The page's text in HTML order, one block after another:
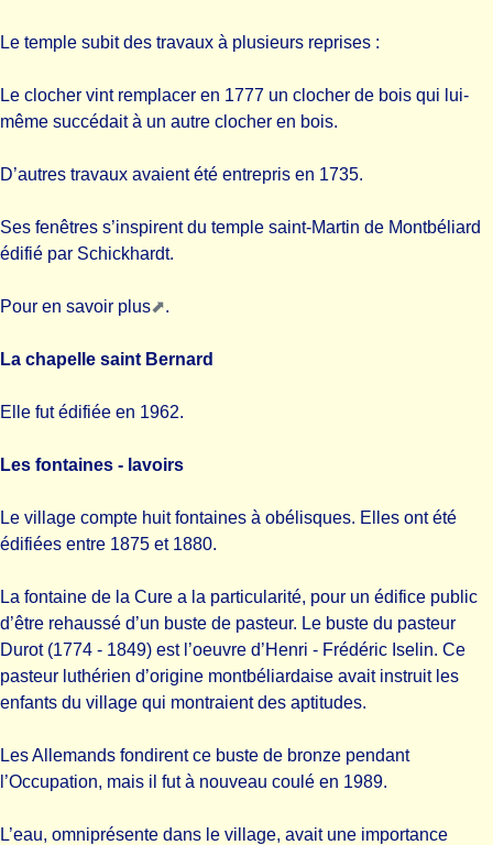
Le temple subit des travaux à plusieurs reprises :
Le clocher vint remplacer en 1777 un clocher de bois qui lui-
même succédait à un autre clocher en bois.
D’autres travaux avaient été entrepris en 1735.
Ses fenêtres s’inspirent du temple saint-Martin de Montbéliard
édifié par Schickhardt.
Pour en savoir plus .
La chapelle saint Bernard
Elle fut édifiée en 1962.
Les fontaines - lavoirs
Le village compte huit fontaines à obélisques. Elles ont été
édifiées entre 1875 et 1880.
La fontaine de la Cure a la particularité, pour un édifice public
d’être rehaussé d’un buste de pasteur. Le buste du pasteur
Durot (1774 - 1849) est l’oeuvre d’Henri - Frédéric Iselin. Ce
pasteur luthérien d’origine montbéliardaise avait instruit les
enfants du village qui montraient des aptitudes.
Les Allemands fondirent ce buste de bronze pendant
l’Occupation, mais il fut à nouveau coulé en 1989.
L’eau, omniprésente dans le village, avait une importance